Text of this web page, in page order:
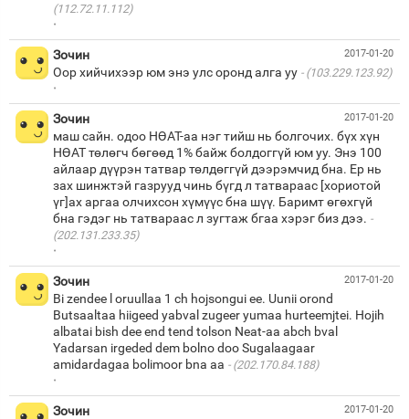
(112.72.11.112)
·
2017-01-20
Зочин
Оор хийчихээр юм энэ улс оронд алга уу
(103.229.123.92)
·
2017-01-20
Зочин
маш сайн. одоо НӨАТ-аа нэг тийш нь болгочих. бүх хүн
НӨАТ төлөгч бөгөөд 1% байж болдоггүй юм уу. Энэ 100
айлаар дүүрэн татвар төлдөггүй дээрэмчид бна. Ер нь
зах шинжтэй газрууд чинь бүгд л татвараас [хориотой
үг]ах аргаа олчихсон хүмүүс бна шүү. Баримт өгөхгүй
бна гэдэг нь татвараас л зугтаж бгаа хэрэг биз дээ.
(202.131.233.35)
·
2017-01-20
Зочин
Bi zendee l oruullaa 1 ch hojsongui ee. Uunii orond
Butsaaltaa hiigeed yabval zugeer yumaa hurteemjtei. Hojih
albatai bish dee end tend tolson Neat-aa abch bval
Yadarsan irgeded dem bolno doo Sugalaagaar
amidardagaa bolimoor bna aa
(202.170.84.188)
·
2017-01-20
Зочин